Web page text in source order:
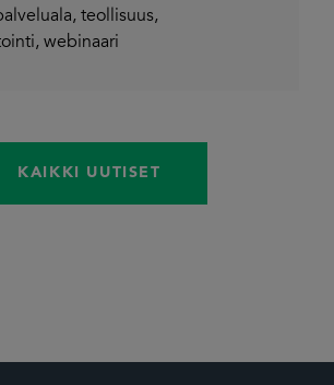
, teollisuus,
, webinaari
KAIKKI UUTISET